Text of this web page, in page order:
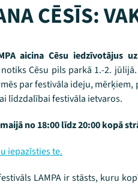
CĒSĪS:
aicina Cēsu iedzīvotājus
Cēsu pils parkā 1.-2.
par festivāla ideju,
līdzdalībai festivāla ietvaros.
no 18:00 līdz 20:00 kopā
iepazīsties te.
LAMPA ir stāsts, kuru